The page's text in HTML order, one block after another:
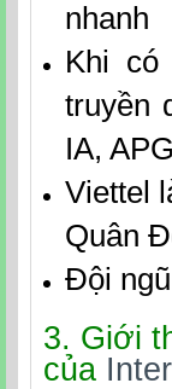
nhanh
Khi
truyền
IA,
Viettel
Quân
Đội
3. Giới
của